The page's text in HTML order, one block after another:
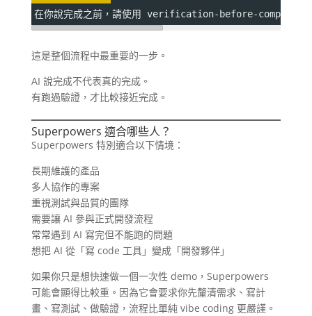
在你說完成之前，請使用 verification-before-completion
這是整個流程中最重要的一步。
AI 說完成不代表真的完成。
有跑過驗證，才比較接近完成。
Superpowers 適合哪些人？
Superpowers 特別適合以下情境：
長期維護的產品
多人協作的專案
重視測試與品質的團隊
需要讓 AI 參與正式開發流程
常常遇到 AI 寫完但不能跑的問題
想把 AI 從「寫 code 工具」變成「開發夥伴」
如果你只是想快速做一個一次性 demo，Superpowers
可能會顯得比較重。因為它會要求你先釐清需求、寫計
畫、寫測試、做驗證，流程比單純 vibe coding 更嚴謹。